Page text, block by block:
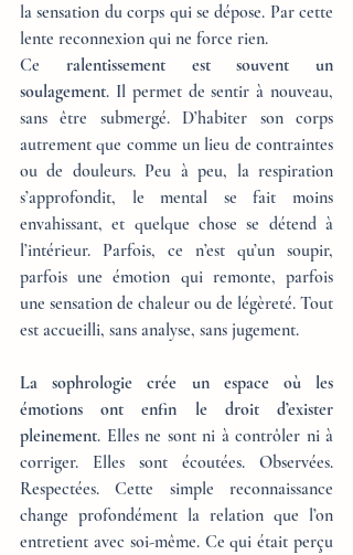
la sensation du corps qui se dépose. Par cette
lente reconnexion qui ne force rien.
Ce ralentissement est souvent un
soulagement. Il permet de sentir à nouveau,
sans être submergé. D’habiter son corps
autrement que comme un lieu de contraintes
ou de douleurs. Peu à peu, la respiration
s’approfondit, le mental se fait moins
envahissant, et quelque chose se détend à
l’intérieur. Parfois, ce n’est qu’un soupir,
parfois une émotion qui remonte, parfois
une sensation de chaleur ou de légèreté. Tout
est accueilli, sans analyse, sans jugement.
La sophrologie crée un espace où les
émotions ont enfin le droit d’exister
pleinement. Elles ne sont ni à contrôler ni à
corriger. Elles sont écoutées. Observées.
Respectées. Cette simple reconnaissance
change profondément la relation que l’on
entretient avec soi-même. Ce qui était perçu